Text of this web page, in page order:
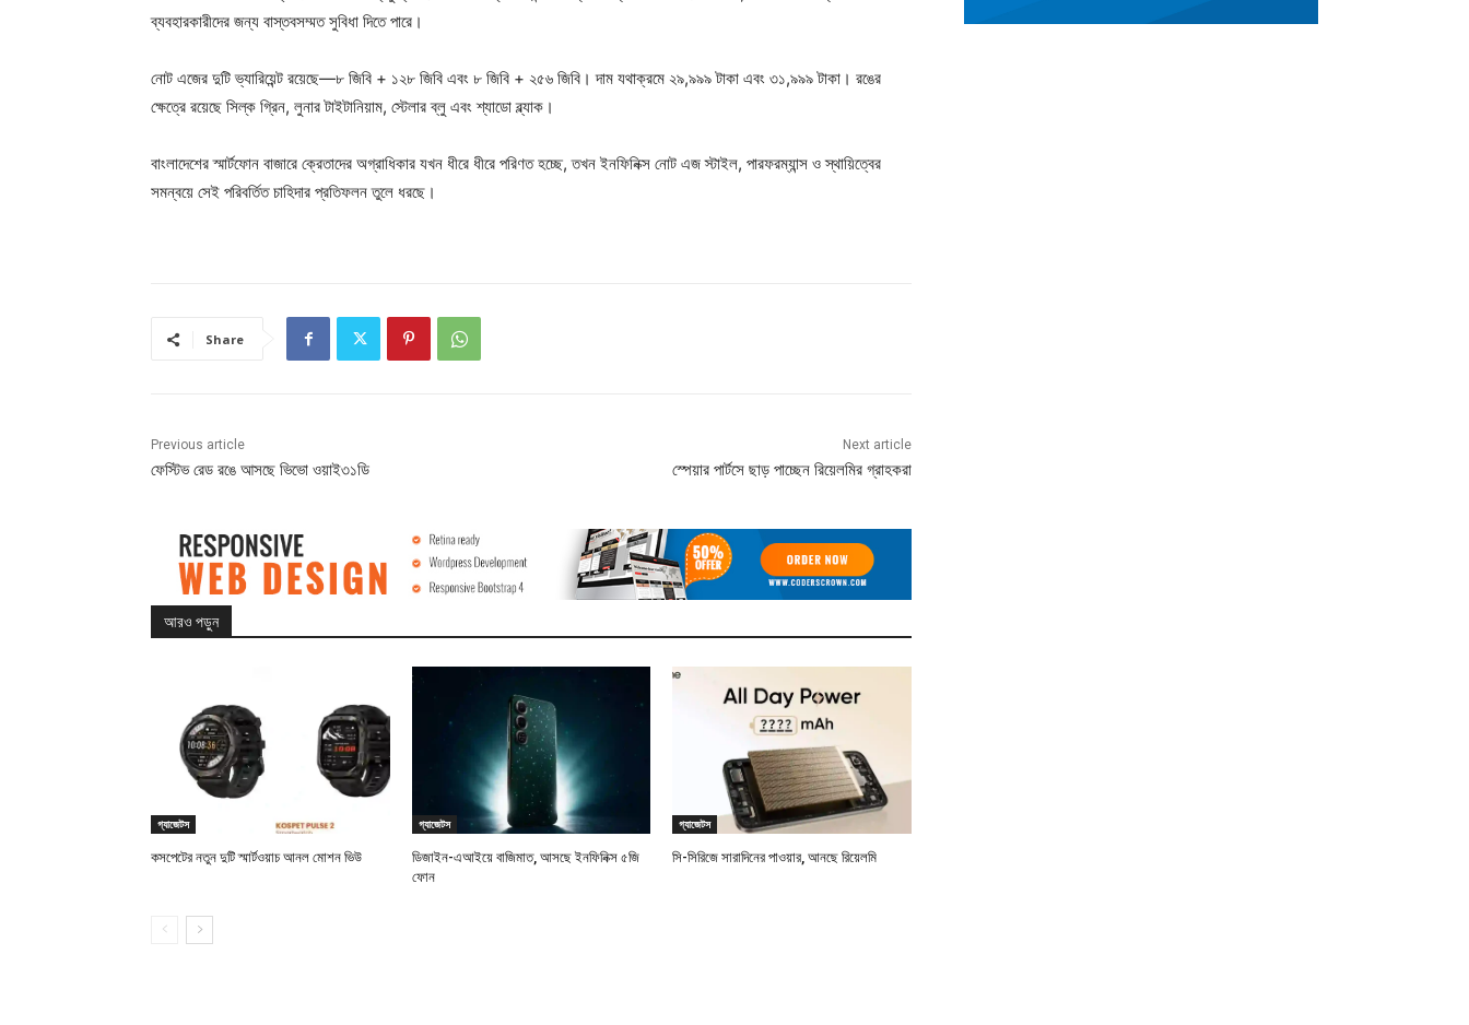
ব্যবহারকারীদের জন্য বাস্তবসম্মত সুবিধা দিতে পারে।
নোট এজের দুটি ভ্যারিয়েন্ট রয়েছে—৮ জিবি + ১২৮ জিবি এবং ৮ জিবি + ২৫৬ জিবি। দাম যথাক্রমে ২৯,৯৯৯ টাকা এবং ৩১,৯৯৯ টাকা। রঙের
ক্ষেত্রে রয়েছে সিল্ক গ্রিন, লুনার টাইটানিয়াম, স্টেলার ব্লু এবং শ্যাডো ব্ল্যাক।
বাংলাদেশের স্মার্টফোন বাজারে ক্রেতাদের অগ্রাধিকার যখন ধীরে ধীরে পরিণত হচ্ছে, তখন ইনফিনিক্স নোট এজ স্টাইল, পারফরম্যান্স ও স্থায়িত্বের
সমন্বয়ে সেই পরিবর্তিত চাহিদার প্রতিফলন তুলে ধরছে।
Share
Previous article
ফেস্টিভ রেড রঙে আসছে ভিভো ওয়াই৩১ডি
Next article
স্পেয়ার পার্টসে ছাড় পাচ্ছেন রিয়েলমির গ্রাহকরা
আরও পড়ুন
গ্যাজেটস
কসপেটের নতুন দুটি স্মার্টওয়াচ আনল মোশন ভিউ
গ্যাজেটস
ডিজাইন-এআইয়ে বাজিমাত, আসছে ইনফিনিক্স ৫জি
ফোন
গ্যাজেটস
সি-সিরিজে সারাদিনের পাওয়ার, আনছে রিয়েলমি